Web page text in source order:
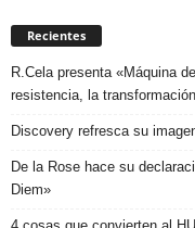
Recientes
R.Cela presenta «Máquina
resistencia, la
Discovery refresca su
De la Rose hace su
Diem»